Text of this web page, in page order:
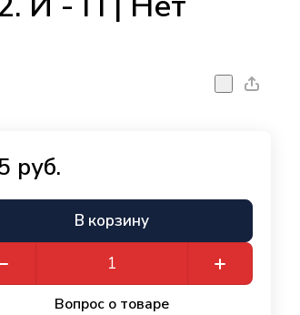
руб.
В корзину
Вопрос о товаре